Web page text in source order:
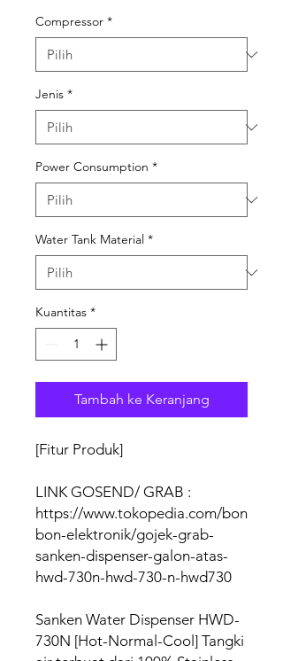
Compressor *
Jenis *
Power Consumption *
Water Tank Material *
Kuantitas *
Tambah ke Keranjang
[Fitur Produk]
LINK GOSEND/ GRAB :
https://www.tokopedia.com/bon
bon-elektronik/gojek-grab-
sanken-dispenser-galon-atas-
hwd-730n-hwd-730-n-hwd730
Sanken Water Dispenser HWD-
730N [Hot-Normal-Cool] Tangki